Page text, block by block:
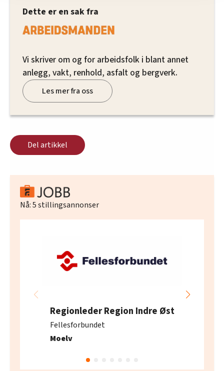
innenfor analyse og annonsering. Disse er angitt i
Dette er en sak fra
Vi skriver om og for arbeidsfolk i blant annet
anlegg, vakt, renhold, asfalt og bergverk.
Les mer fra oss
Del artikkel
Nå:5stillingsannonser
Regionleder Region Indre Øst
Fellesforbundet
Moelv